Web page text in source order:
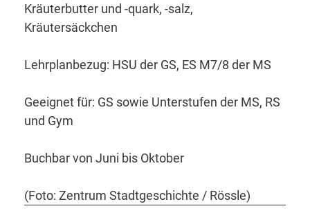
Kräuterbutter und -quark, -salz,
Kräutersäckchen
Lehrplanbezug: HSU der GS, ES M7/8 der MS
Geeignet für: GS sowie Unterstufen der MS, RS
und Gym
Buchbar von Juni bis Oktober
(Foto: Zentrum Stadtgeschichte / Rössle)